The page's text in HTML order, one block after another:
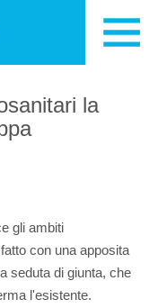
la
gli ambiti
con una apposita
seduta di giunta, che
l'esistente.